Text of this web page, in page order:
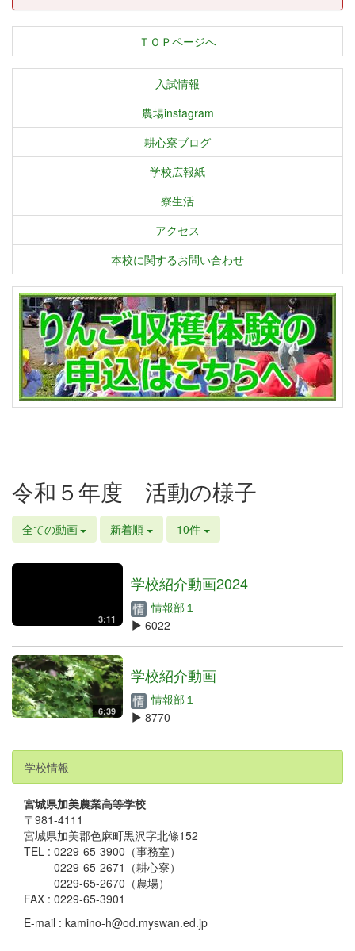
ＴＯＰページへ
入試情報
農場instagram
耕心寮ブログ
学校広報紙
寮生活
アクセス
本校に関するお問い合わせ
令和５年度 活動の様子
全ての動画 新着順 10件
3:11
学校紹介動画2024
情報部１
6022
6:39
学校紹介動画
情報部１
8770
学校情報
宮城県加美農業高等学校
〒981-4111
宮城県加美郡色麻町黒沢字北條152
TEL : 0229-65-3900（事務室）
0229-65-2671（耕心寮）
0229-65-2670（農場）
FAX : 0229-65-3901
E-mail : kamino-h@od.myswan.ed.jp